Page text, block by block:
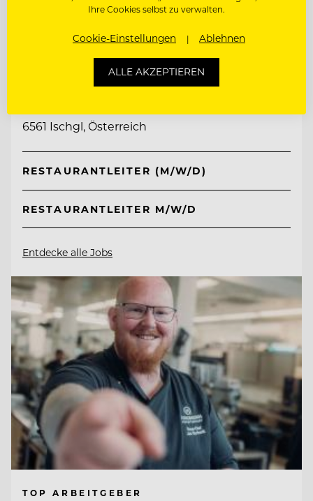
TOP ARBEITGEBER
Hotel Post Ischgl
6561 Ischgl, Österreich
RESTAURANTLEITER (M/W/D)
RESTAURANTLEITER M/W/D
Entdecke alle Jobs
TOP ARBEITGEBER
Ihre Cookies selbst zu verwalten.
Cookie-Einstellungen Ablehnen
ALLE AKZEPTIEREN